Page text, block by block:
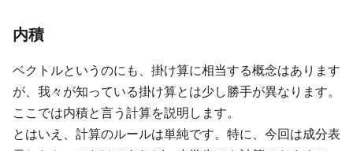
内積
ベクトルというのにも、掛け算に相当する概念はあります
が、我々が知っている掛け算とは少し勝手が異なります。
ここでは内積と言う計算を説明します。
とはいえ、計算のルールは単純です。特に、今回は成分表